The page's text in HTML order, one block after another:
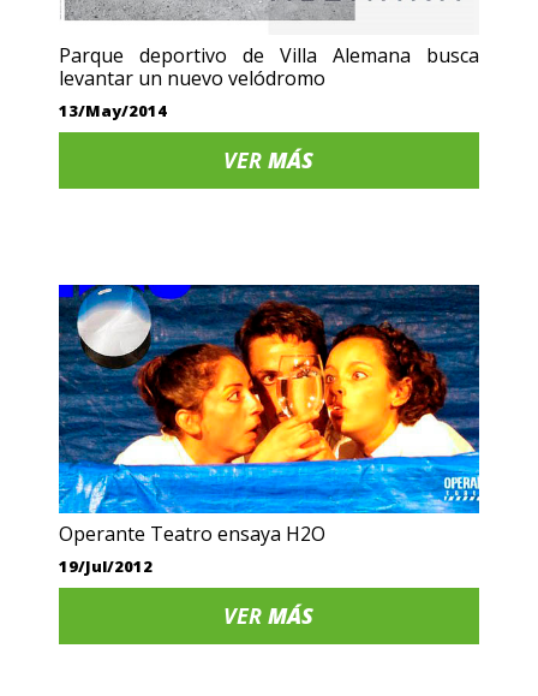
Parque deportivo de Villa Alemana busca
levantar un nuevo velódromo
13/May/2014
VERMÁS
Operante Teatro ensaya H2O
19/Jul/2012
VERMÁS